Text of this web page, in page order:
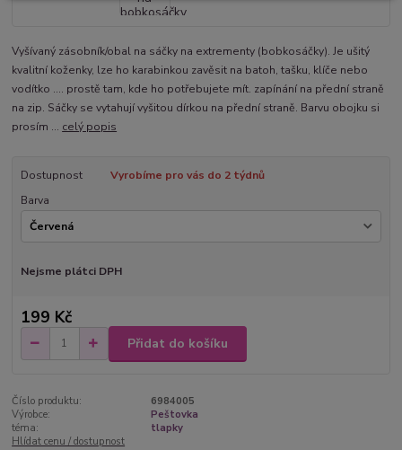
Vyšívaný zásobník/obal na sáčky na extrementy (bobkosáčky). Je ušitý
kvalitní koženky, lze ho karabinkou zavěsit na batoh, tašku, klíče nebo
vodítko .... prostě tam, kde ho potřebujete mít. zapínání na přední straně
na zip. Sáčky se vytahují vyšitou dírkou na přední straně. Barvu obojku si
prosím ... celý popis
Dostupnost
Vyrobíme pro vás do 2 týdnů
Barva
Nejsme plátci DPH
199 Kč
Přidat do košíku
Číslo produktu:
6984005
Výrobce:
Peštovka
téma:
tlapky
Hlídat cenu / dostupnost